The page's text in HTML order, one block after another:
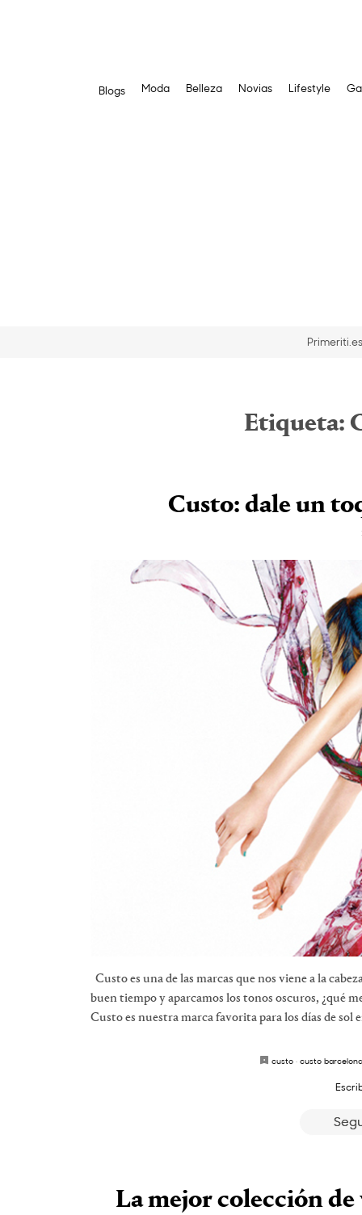
Blogs Moda Belleza Novias Lifestyle
Primeriti.es
Etiqueta:
Custo: dale un
Custo es una de las marcas que nos viene a la
buen tiempo y aparcamos los tonos oscuros, ¿qué
Custo es nuestra marca favorita para los días de sol
custo · custo barcelona
La mejor colección